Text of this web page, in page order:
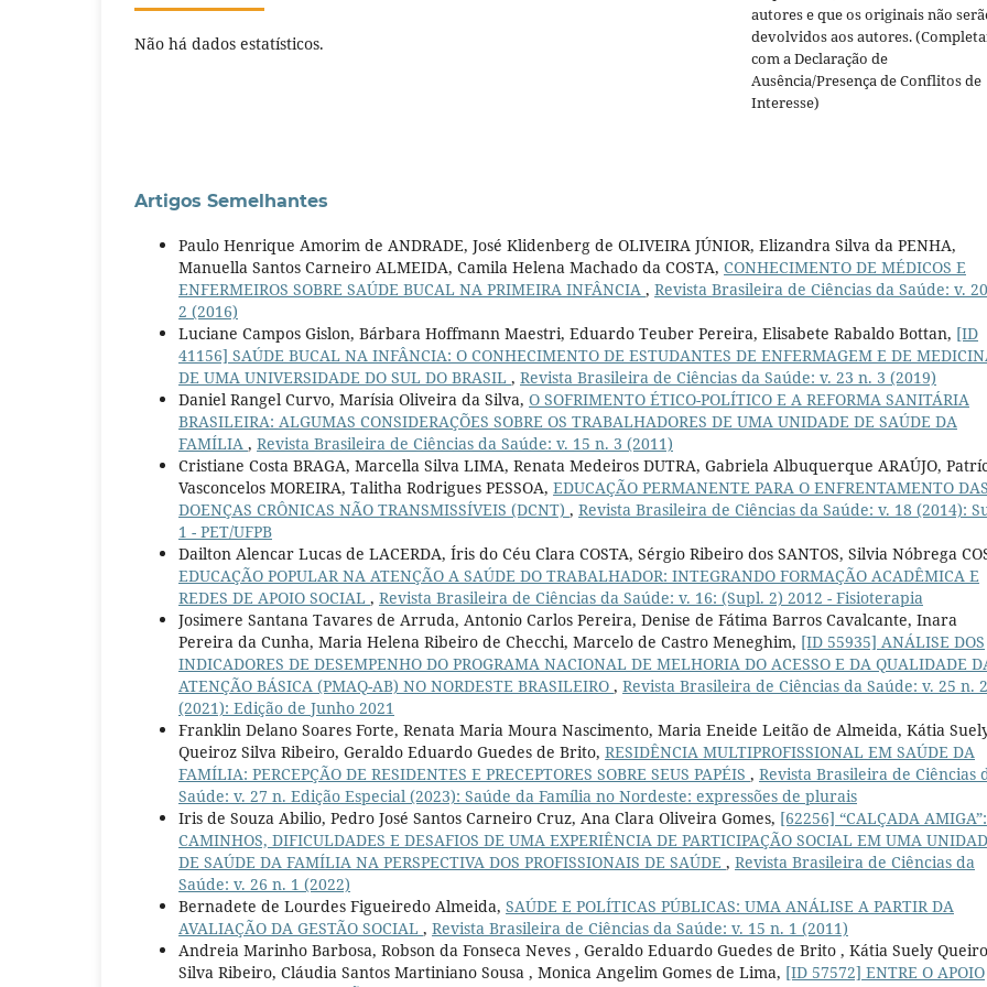
Não há dados estatísticos.
autores e que os originais não
devolvidos aos autores.
com a Declaração de
Ausência/Presença de Conflitos de
Interesse)
Artigos Semelhantes
Paulo Henrique Amorim de ANDRADE, José Klidenberg de OLIVEIRA JÚNIOR, Elizandra Silva da PENHA,
Manuella Santos Carneiro ALMEIDA, Camila Helena Machado da COSTA, CONHECIMENTO DE MÉDICOS E
ENFERMEIROS SOBRE SAÚDE BUCAL NA PRIMEIRA INFÂNCIA , Revista Brasileira de Ciências da Saúde: v.
2 (2016)
Luciane Campos Gislon, Bárbara Hoffmann Maestri, Eduardo Teuber Pereira, Elisabete Rabaldo Bottan, [ID
41156] SAÚDE BUCAL NA INFÂNCIA: O CONHECIMENTO DE ESTUDANTES DE ENFERMAGEM E DE
DE UMA UNIVERSIDADE DO SUL DO BRASIL , Revista Brasileira de Ciências da Saúde: v. 23 n. 3 (2019)
Daniel Rangel Curvo, Marísia Oliveira da Silva, O SOFRIMENTO ÉTICO-POLÍTICO E A REFORMA SANITÁRIA
BRASILEIRA: ALGUMAS CONSIDERAÇÕES SOBRE OS TRABALHADORES DE UMA UNIDADE DE SAÚDE DA
FAMÍLIA , Revista Brasileira de Ciências da Saúde: v. 15 n. 3 (2011)
Cristiane Costa BRAGA, Marcella Silva LIMA, Renata Medeiros DUTRA, Gabriela Albuquerque ARAÚJO,
Vasconcelos MOREIRA, Talitha Rodrigues PESSOA, EDUCAÇÃO PERMANENTE PARA O ENFRENTAMENTO DAS
DOENÇAS CRÔNICAS NÃO TRANSMISSÍVEIS (DCNT) , Revista Brasileira de Ciências da Saúde: v. 18 (2014):
1 - PET/UFPB
Dailton Alencar Lucas de LACERDA, Íris do Céu Clara COSTA, Sérgio Ribeiro dos SANTOS, Silvia Nóbrega
EDUCAÇÃO POPULAR NA ATENÇÃO A SAÚDE DO TRABALHADOR: INTEGRANDO FORMAÇÃO ACADÊMICA E
REDES DE APOIO SOCIAL , Revista Brasileira de Ciências da Saúde: v. 16: (Supl. 2) 2012 - Fisioterapia
Josimere Santana Tavares de Arruda, Antonio Carlos Pereira, Denise de Fátima Barros Cavalcante, Inara
Pereira da Cunha, Maria Helena Ribeiro de Checchi, Marcelo de Castro Meneghim, [ID 55935] ANÁLISE DOS
INDICADORES DE DESEMPENHO DO PROGRAMA NACIONAL DE MELHORIA DO ACESSO E DA QUALIDADE
ATENÇÃO BÁSICA (PMAQ-AB) NO NORDESTE BRASILEIRO , Revista Brasileira de Ciências da Saúde: v. 25 n. 2
(2021): Edição de Junho 2021
Franklin Delano Soares Forte, Renata Maria Moura Nascimento, Maria Eneide Leitão de Almeida, Kátia
Queiroz Silva Ribeiro, Geraldo Eduardo Guedes de Brito, RESIDÊNCIA MULTIPROFISSIONAL EM SAÚDE DA
FAMÍLIA: PERCEPÇÃO DE RESIDENTES E PRECEPTORES SOBRE SEUS PAPÉIS , Revista Brasileira de Ciências
Saúde: v. 27 n. Edição Especial (2023): Saúde da Família no Nordeste: expressões de plurais
Iris de Souza Abilio, Pedro José Santos Carneiro Cruz, Ana Clara Oliveira Gomes, [62256] “CALÇADA AMIGA”:
CAMINHOS, DIFICULDADES E DESAFIOS DE UMA EXPERIÊNCIA DE PARTICIPAÇÃO SOCIAL EM UMA
DE SAÚDE DA FAMÍLIA NA PERSPECTIVA DOS PROFISSIONAIS DE SAÚDE , Revista Brasileira de Ciências da
Saúde: v. 26 n. 1 (2022)
Bernadete de Lourdes Figueiredo Almeida, SAÚDE E POLÍTICAS PÚBLICAS: UMA ANÁLISE A PARTIR DA
AVALIAÇÃO DA GESTÃO SOCIAL , Revista Brasileira de Ciências da Saúde: v. 15 n. 1 (2011)
Andreia Marinho Barbosa, Robson da Fonseca Neves , Geraldo Eduardo Guedes de Brito , Kátia Suely
Silva Ribeiro, Cláudia Santos Martiniano Sousa , Monica Angelim Gomes de Lima, [ID 57572] ENTRE O APOIO